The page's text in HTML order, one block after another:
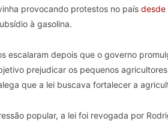
provocando protestos no país desde
à gasolina.
escalaram depois que o governo
prejudicar os pequenos
que a lei buscava fortalecer a
popular, a lei foi revogada por